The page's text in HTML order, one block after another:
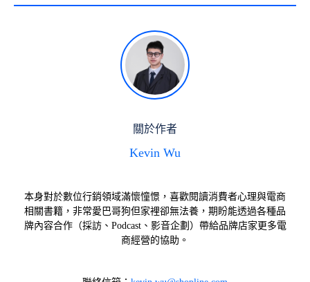
關於作者
Kevin Wu
本身對於數位行銷領域滿懷憧憬，喜歡閱讀消費者心理與電商
相關書籍，非常愛巴哥狗但家裡卻無法養，期盼能透過各種品
牌內容合作（採訪、Podcast、影音企劃）帶給品牌店家更多電
商經營的協助。